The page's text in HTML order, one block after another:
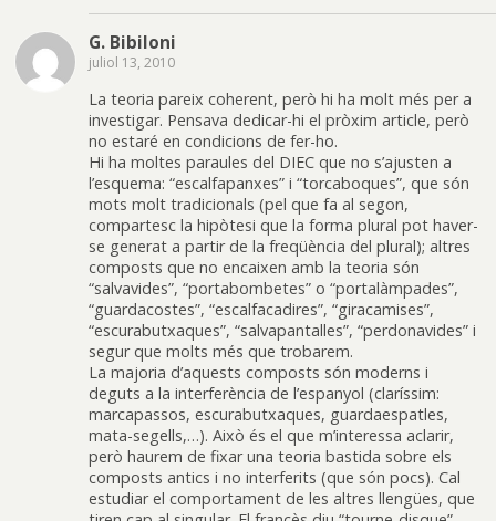
G. Bibiloni
juliol 13, 2010
La teoria pareix coherent, però hi ha molt més per a
investigar. Pensava dedicar-hi el pròxim article, però
no estaré en condicions de fer-ho.
Hi ha moltes paraules del DIEC que no s’ajusten a
l’esquema: “escalfapanxes” i “torcaboques”, que són
mots molt tradicionals (pel que fa al segon,
compartesc la hipòtesi que la forma plural pot haver-
se generat a partir de la freqüència del plural); altres
composts que no encaixen amb la teoria són
“salvavides”, “portabombetes” o “portalàmpades”,
“guardacostes”, “escalfacadires”, “giracamises”,
“escurabutxaques”, “salvapantalles”, “perdonavides” i
segur que molts més que trobarem.
La majoria d’aquests composts són moderns i
deguts a la interferència de l’espanyol (claríssim:
marcapassos, escurabutxaques, guardaespatles,
mata-segells,…). Això és el que m’interessa aclarir,
però haurem de fixar una teoria bastida sobre els
composts antics i no interferits (que són pocs). Cal
estudiar el comportament de les altres llengües, que